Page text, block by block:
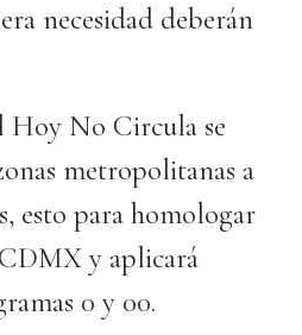
necesidad deberán
Hoy No Circula se
metropolitanas a
esto para homologar
y aplicará
0 y 00.